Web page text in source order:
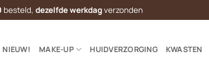
besteld, dezelfde werkdagverzonden
NIEUW! MAKE-UP HUIDVERZORGING KWASTEN